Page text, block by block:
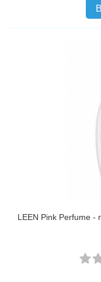
​LEEN Pink Perfume -